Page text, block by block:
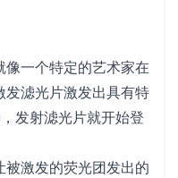
一个特定的艺术家在
滤光片激发出具有特
发射滤光片就开始登
激发的荧光团发出的